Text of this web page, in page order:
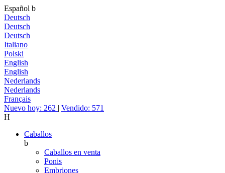
Español b
Deutsch
Deutsch
Deutsch
Italiano
Polski
English
English
Nederlands
Nederlands
Français
Nuevo hoy: 262 | Vendido: 571
H
Caballos
b
Caballos en venta
Ponis
Embriones